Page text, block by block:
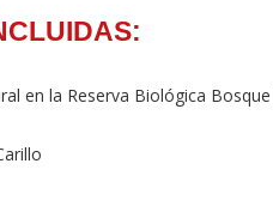
en la Reserva Biológica